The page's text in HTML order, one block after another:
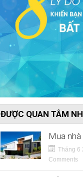
ĐƯỢC QUAN TÂM
Mua nhà
Tháng 6
Comments